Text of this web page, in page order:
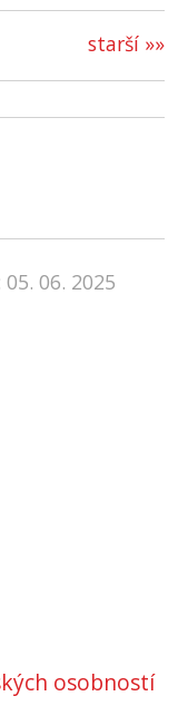
starší »»
06. 2025
osobností